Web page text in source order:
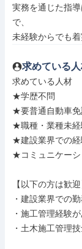
実務を通じた指
で、
未経験からでも着
求めている
求めている人材
★学歴不問
★要普通自動車免
★職種・業種未経
★建設業界での経
★コミュニケー
【以下の方は歓迎
・建設業界での
・施工管理経験
・土木施工管理